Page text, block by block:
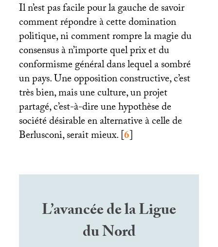
Il n’est pas facile pour la gauche de savoir
comment répondre à cette domination
politique, ni comment rompre la magie du
consensus à n’importe quel prix et du
conformisme général dans lequel a sombré
un pays. Une opposition constructive, c’est
très bien, mais une culture, un projet
partagé, c’est-à-dire une hypothèse de
société désirable en alternative à celle de
Berlusconi, serait mieux.[6]
L’avancée de la Ligue
du Nord